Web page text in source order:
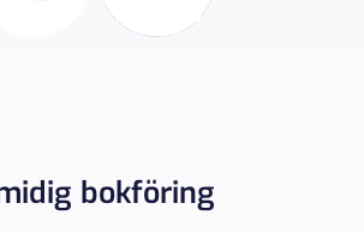
bokföring